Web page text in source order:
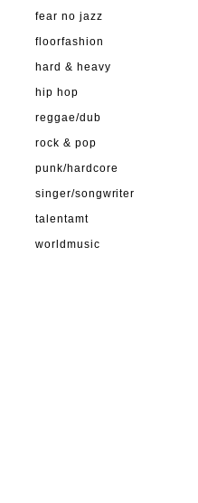
fear no jazz
floorfashion
hard & heavy
hip hop
reggae/dub
rock & pop
punk/hardcore
singer/songwriter
talentamt
worldmusic